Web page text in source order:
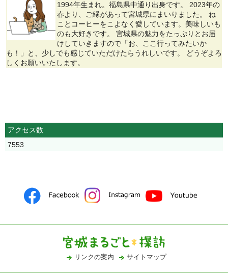
1994年生まれ。福島県中通り出身です。 2023年の
春より、ご縁があって宮城県にまいりました。 ね
ことコーヒーをこよなく愛しています。美味しいも
のも大好きです。 宮城県の魅力をたっぷりとお届
けしていきますので「お、ここ行ってみたいか
も！」と、少しでも感じていただけたらうれしいです。 どうぞよろ
しくお願いいたします。
アクセス数
7553
リンクの案内 サイトマップ